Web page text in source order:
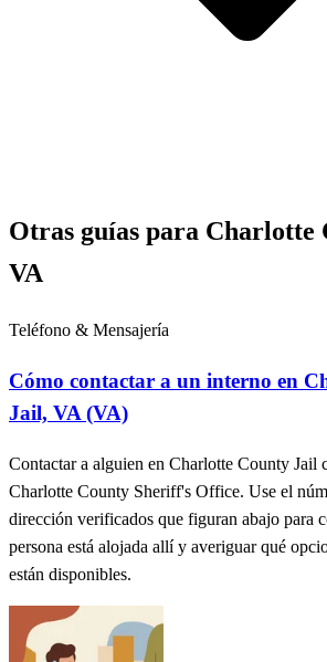
Otras guías para Charlotte
VA
Teléfono & Mensajería
Cómo contactar a un interno en
Jail, VA (VA)
Contactar a alguien en Charlotte County Jail
Charlotte County Sheriff's Office. Use el
dirección verificados que figuran abajo para
persona está alojada allí y averiguar qué
están disponibles.